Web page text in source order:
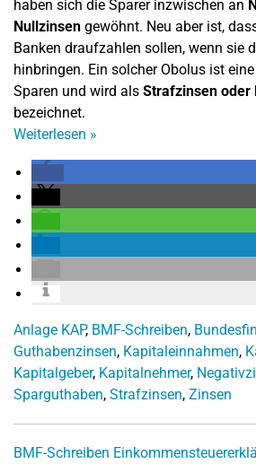
haben sich die Sparer inzwischen an
Nullzinsen gewöhnt. Neu aber ist,
Banken draufzahlen sollen, wenn sie
hinbringen. Ein solcher Obolus ist
Sparen und wird als Strafzinsen oder
bezeichnet.
Weiterlesen »
Anlage KAP, BMF-Schreiben,
Guthabenzinsen, Kapitaleinnahmen,
Kapitalgeber, Kapitalnehmer,
Sparguthaben, Strafzinsen, Zinsen
BMF-Schreiben